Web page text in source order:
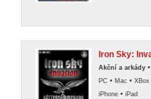
Iron Sky:
Akční a arkády •
PC • Mac • XBox
iPhone • iPad